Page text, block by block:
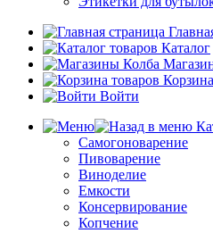
Каталог
Корзина
Войти
Самогоноварение
Пивоварение
Виноделие
Емкости
Консервирование
Копчение